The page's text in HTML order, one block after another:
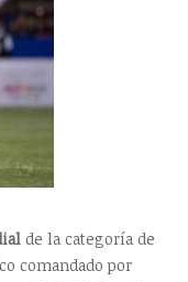
de la categoría de
comandado por